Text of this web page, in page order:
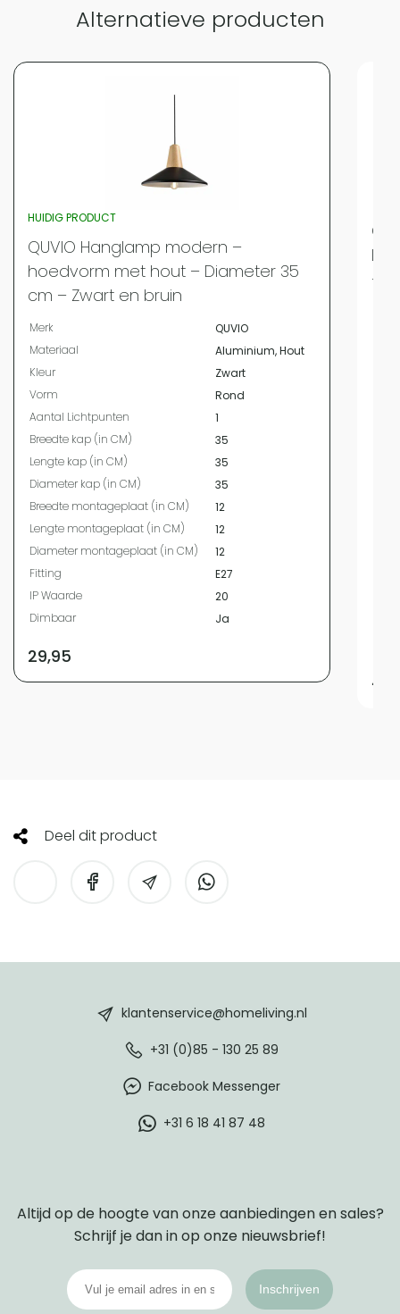
Vergelijk met alternatieven
Alternatieve producten
HUIDIG PRODUCT
QUVIO Hanglamp modern –
hoedvorm met hout – Diameter 35
cm – Zwart en bruin
Merk
QUVIO
Materiaal
Aluminium, Hout
Kleur
Zwart
Vorm
Rond
Aantal Lichtpunten
1
Breedte kap (in CM)
35
Lengte kap (in CM)
35
Diameter kap (in CM)
35
Breedte montageplaat (in CM)
12
Lengte montageplaat (in CM)
12
Diameter montageplaat (in CM)
12
Fitting
E27
IP Waarde
20
Dimbaar
Ja
29,95
–
Deel dit product
klantenservice@homeliving.nl
+31 (0)85 - 130 25 89
Facebook Messenger
+31 6 18 41 87 48
Altijd op de hoogte van onze aanbiedingen en sales?
Schrijf je dan in op onze nieuwsbrief!
Inschrijven